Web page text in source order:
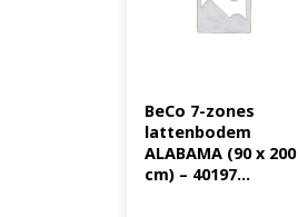
BeCo 7-zones
lattenbodem
ALABAMA (90 x 200
cm) – 40197...